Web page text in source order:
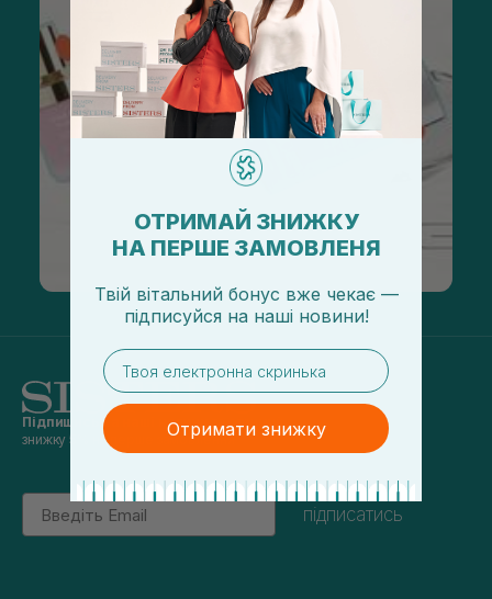
Підпишись на наші новинита отримуй
знижку 5% на перше замовлення
Email
підписатись
ОТРИМАЙ ЗНИЖКУ
НА ПЕРШЕ ЗАМОВЛЕНЯ
Твій вітальний бонус вже чекає —
підписуйся на наші новини!
email
Отримати знижку